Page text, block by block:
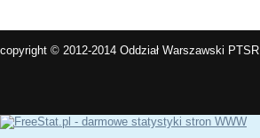
copyright © 2012-2014 Oddział Warszawski PTSR